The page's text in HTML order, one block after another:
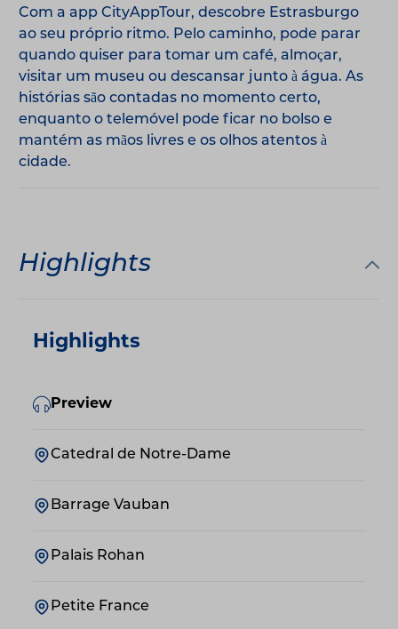
Com a app CityAppTour, descobre Estrasburgo
ao seu próprio ritmo. Pelo caminho, pode parar
quando quiser para tomar um café, almoçar,
visitar um museu ou descansar junto à água. As
histórias são contadas no momento certo,
enquanto o telemóvel pode ficar no bolso e
mantém as mãos livres e os olhos atentos à
cidade.
Highlights
Highlights
Preview
Catedral de Notre-Dame
Barrage Vauban
Palais Rohan
Petite France